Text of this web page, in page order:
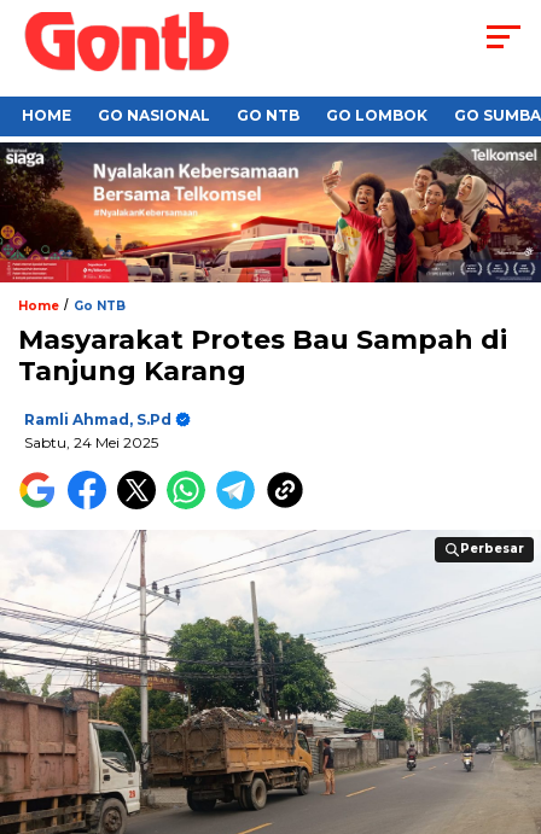
HOME GO NASIONAL GO NTB GO LOMBOK GO
Home / Go NTB
Masyarakat Protes Bau Sampah di
Tanjung Karang
Ramli Ahmad, S.Pd
Sabtu, 24 Mei 2025
Perbesar
Perbesar